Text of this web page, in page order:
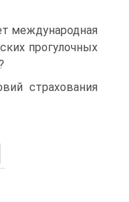
международная
прогулочных
страхования